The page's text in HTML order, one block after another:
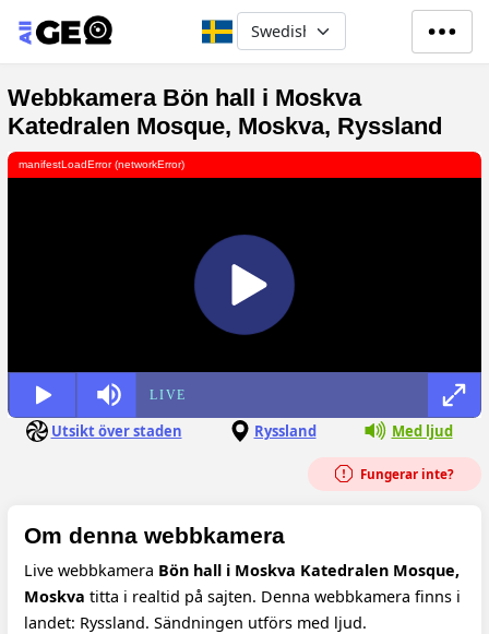
Hoppa till huvudinnehåll
Select your language
Webbkamera Bön hall i Moskva
Katedralen Mosque, Moskva, Ryssland
LIVE
manifestLoadError (networkError)
Utsikt över staden Ryssland Med ljud
Fungerar inte?
Om denna webbkamera
Live webbkamera Bön hall i Moskva Katedralen Mosque,
Moskva titta i realtid på sajten. Denna webbkamera finns i
landet: Ryssland. Sändningen utförs med ljud.